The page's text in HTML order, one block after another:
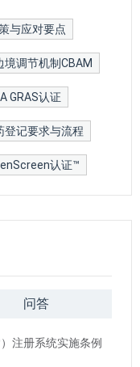
与应对要点
境调节机制CBAM
GRAS认证
登记要求与流程
认证™
问答
注册系统实施条例